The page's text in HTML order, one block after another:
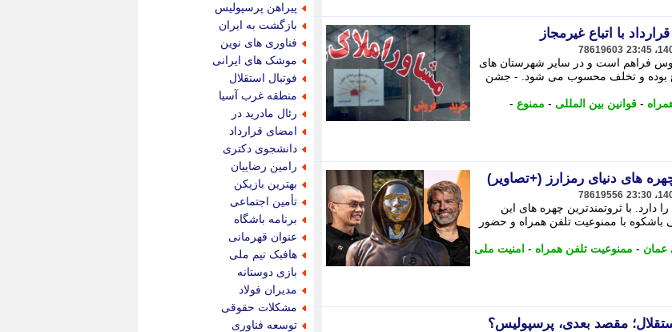
با اتباع غیرمجاز
78619603
فراهم است و در سایر شهرستان های
بوده و تخلف محسوب می شود. - جشن
- قوانین بین المللی - ممنوع -
های دنیای رمزارز (+تصاویر)
78619556
دارد. با ثروتمندترین چهره های این
یامال: مهمانی باشکوه با ممنوعیت تلفن همراه و حضور
عمان - ممنوعیت تلفن همراه - امنیت ملی
مقصد بعدی، پرسپولیس؟
پیراهن پرسپولیس
بازگشت به ایران
فناوری های نوین
موشک های ایرانی
فوتبال استقلال
منطقه غرب آسیا
رئال مادرید در
امضای قرارداد
دانشجوی دکتری
رامین رضاییان
بهترین بازیکن
تأمین اجتماعی
برنامه باشگاه
عنوان قهرمانی
هافبک تیم ملی
بازی دوستانه
مدیران فولاد
مشکلات حقوقی
توسعه فناوری